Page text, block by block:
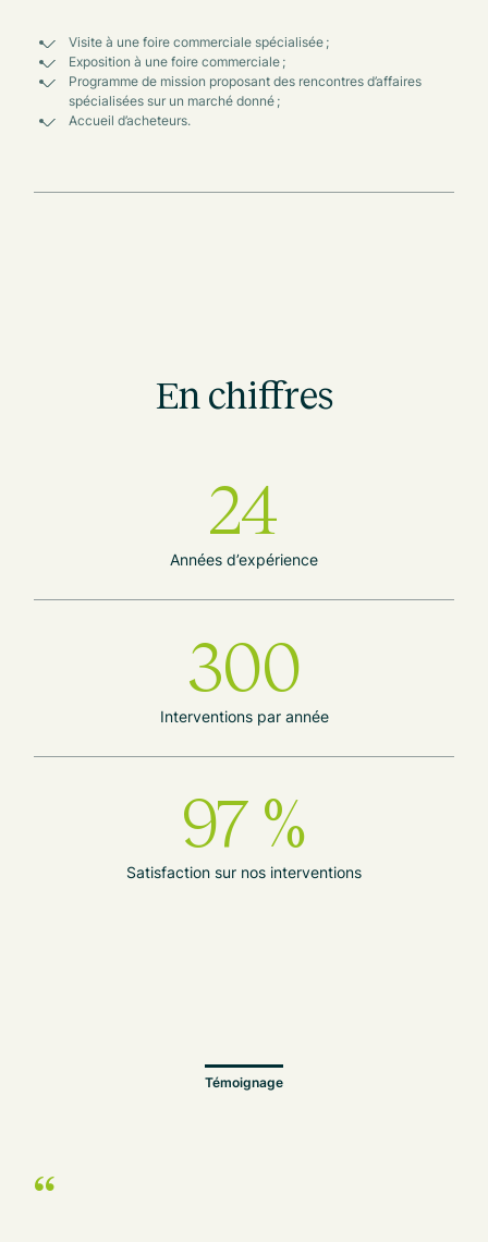
Visite à une foire commerciale spécialisée ;
Exposition à une foire commerciale ;
Programme de mission proposant des rencontres d’affaires
spécialisées sur un marché donné ;
Accueil d’acheteurs.
En chiffres
24
Années d’expérience
300
Interventions par année
97 %
Satisfaction sur nos interventions
Témoignage
“